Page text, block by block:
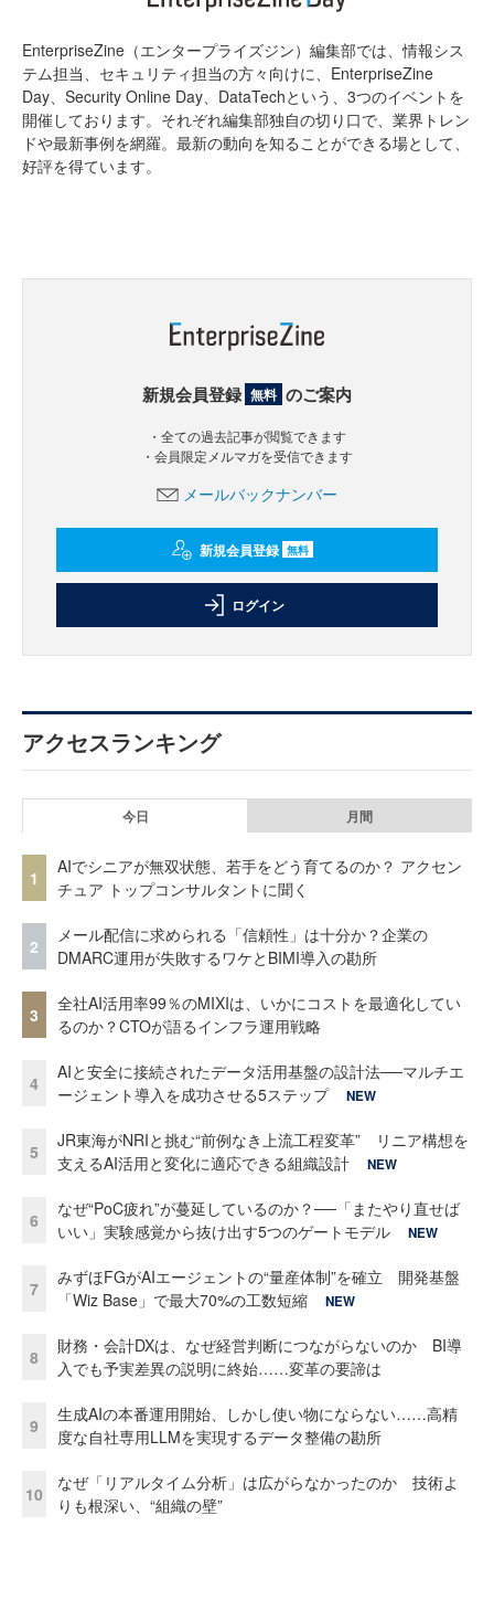
EnterpriseZine（エンタープライズジン）編集部では、情報シス
テム担当、セキュリティ担当の方々向けに、EnterpriseZine
Day、Security Online Day、DataTechという、3つのイベントを
開催しております。それぞれ編集部独自の切り口で、業界トレン
ドや最新事例を網羅。最新の動向を知ることができる場として、
好評を得ています。
新規会員登録 無料 のご案内
・全ての過去記事が閲覧できます
・会員限定メルマガを受信できます
メールバックナンバー
新規会員登録 無料
ログイン
アクセスランキング
今日 月間
1
AIでシニアが無双状態、若手をどう育てるのか？ アクセン
チュア トップコンサルタントに聞く
2
メール配信に求められる「信頼性」は十分か？企業の
DMARC運用が失敗するワケとBIMI導入の勘所
3
全社AI活用率99％のMIXIは、いかにコストを最適化してい
るのか？CTOが語るインフラ運用戦略
4
AIと安全に接続されたデータ活用基盤の設計法──マルチエ
ージェント導入を成功させる5ステップ
NEW
5
JR東海がNRIと挑む“前例なき上流工程変革” リニア構想を
支えるAI活用と変化に適応できる組織設計
NEW
6
なぜ“PoC疲れ”が蔓延しているのか？──「またやり直せば
いい」実験感覚から抜け出す5つのゲートモデル
NEW
7
みずほFGがAIエージェントの“量産体制”を確立 開発基盤
「Wiz Base」で最大70%の工数短縮
NEW
8
財務・会計DXは、なぜ経営判断につながらないのか BI導
入でも予実差異の説明に終始……変革の要諦は
9
生成AIの本番運用開始、しかし使い物にならない……高精
度な自社専用LLMを実現するデータ整備の勘所
10
なぜ「リアルタイム分析」は広がらなかったのか 技術よ
りも根深い、“組織の壁”